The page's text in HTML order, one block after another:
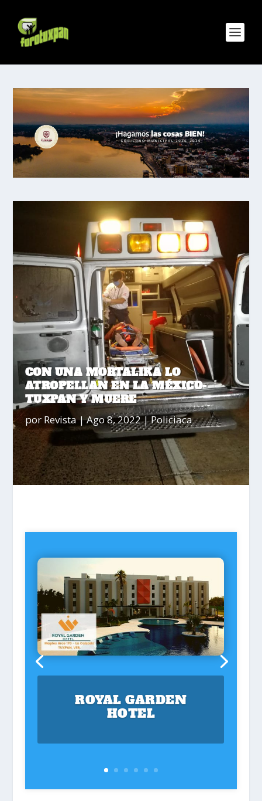
CON UNA MORTALIKA LO
ATROPELLAN EN LA MÉXICO-
TUXPAN Y MUERE
por Revista|Ago 8, 2022|Policiaca
ROYAL GARDEN
HOTEL